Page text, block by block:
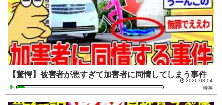
【驚愕】被害者が悪すぎて加害者に同情してしまう事件
2026.08.04
時事